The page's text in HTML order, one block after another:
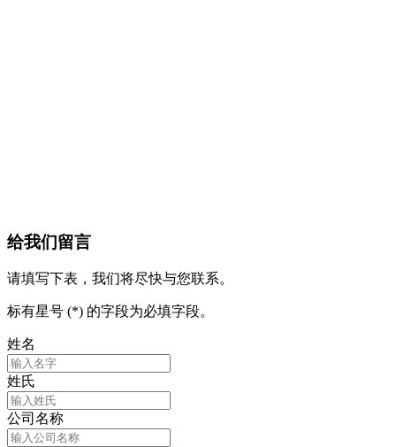
给我们留言
请填写下表，我们将尽快与您联系。
标有星号 (*) 的字段为必填字段。
姓名
姓氏
公司名称